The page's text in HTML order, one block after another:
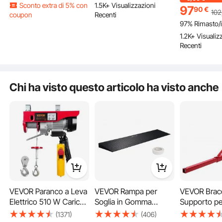
Fabbrica
Carburante
nell'Officina, Pompa
2.4K+ Visualizzazioni
Recenti
Regolabile 12-38,5cm,
Sollevatore Alzamoto
1.5K+ Visualizzazioni
Recenti
Massimo 5
Corrente
15A
Cassetta di
Martinetto
9790€ 102
97% Rimasto/i
1.2K+
Recenti
Chi ha visto questo articolo ha visto anche
VEVOR Paranco a Leva
Elettrico 510 W Carico
Max. da 250 kg(1371)
VEVOR Rampa per
Soglia in Gomma
Altezza 4cm Capacità
(406)
VEVOR
Supporto
Elettrico,